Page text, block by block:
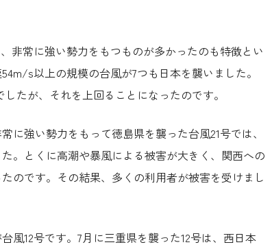
非常に強い勢力をもつものが多かったのも特徴とい
s以上の規模の台風が7つも日本を襲いました。
たが、それを上回ることになったのです。
強い勢力をもって徳島県を襲った台風21号では、
。とくに高潮や暴風による被害が大きく、関西への
のです。その結果、多くの利用者が被害を受けまし
風12号です。7月に三重県を襲った12号は、西日本